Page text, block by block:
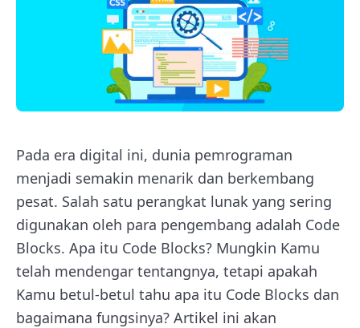
Pada era digital ini, dunia pemrograman
menjadi semakin menarik dan berkembang
pesat. Salah satu perangkat lunak yang sering
digunakan oleh para pengembang adalah Code
Blocks. Apa itu Code Blocks? Mungkin Kamu
telah mendengar tentangnya, tetapi apakah
Kamu betul-betul tahu apa itu Code Blocks dan
bagaimana fungsinya? Artikel ini akan